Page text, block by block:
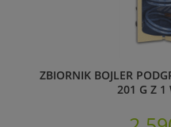
ZBIORNIK BOJLER
201 G Z 1